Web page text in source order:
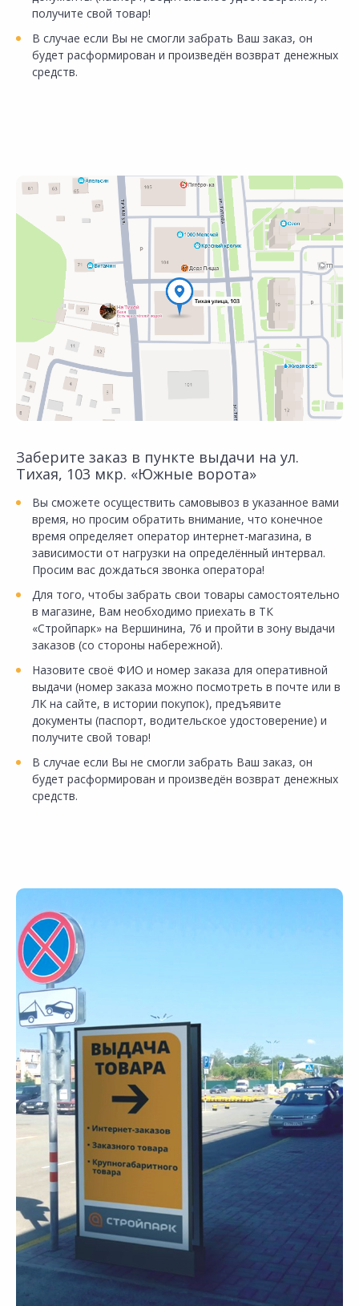
получите свой товар!
В случае если Вы не смогли забрать Ваш заказ, он
будет расформирован и произведён возврат денежных
средств.
Заберите заказ в пункте выдачи на ул.
Тихая, 103 мкр. «Южные ворота»
Вы сможете осуществить самовывоз в указанное вами
время, но просим обратить внимание, что конечное
время определяет оператор интернет-магазина, в
зависимости от нагрузки на определённый интервал.
Просим вас дождаться звонка оператора!
Для того, чтобы забрать свои товары самостоятельно
в магазине, Вам необходимо приехать в ТК
«Стройпарк» на Вершинина, 76 и пройти в зону выдачи
заказов (со стороны набережной).
Назовите своё ФИО и номер заказа для оперативной
выдачи (номер заказа можно посмотреть в почте или в
ЛК на сайте, в истории покупок), предъявите
документы (паспорт, водительское удостоверение) и
получите свой товар!
В случае если Вы не смогли забрать Ваш заказ, он
будет расформирован и произведён возврат денежных
средств.